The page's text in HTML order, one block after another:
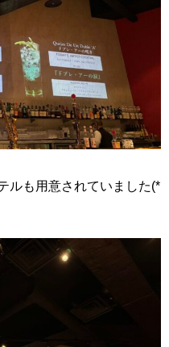
ルも用意されていました(*